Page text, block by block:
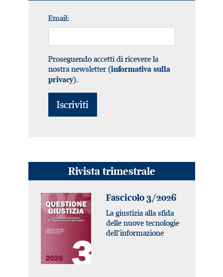
Email:
Proseguendo accetti di ricevere la
nostra newsletter (informativa sulla
privacy).
Rivista trimestrale
Fascicolo 3/2026
La giustizia alla sfida
delle nuove tecnologie
dell’informazione